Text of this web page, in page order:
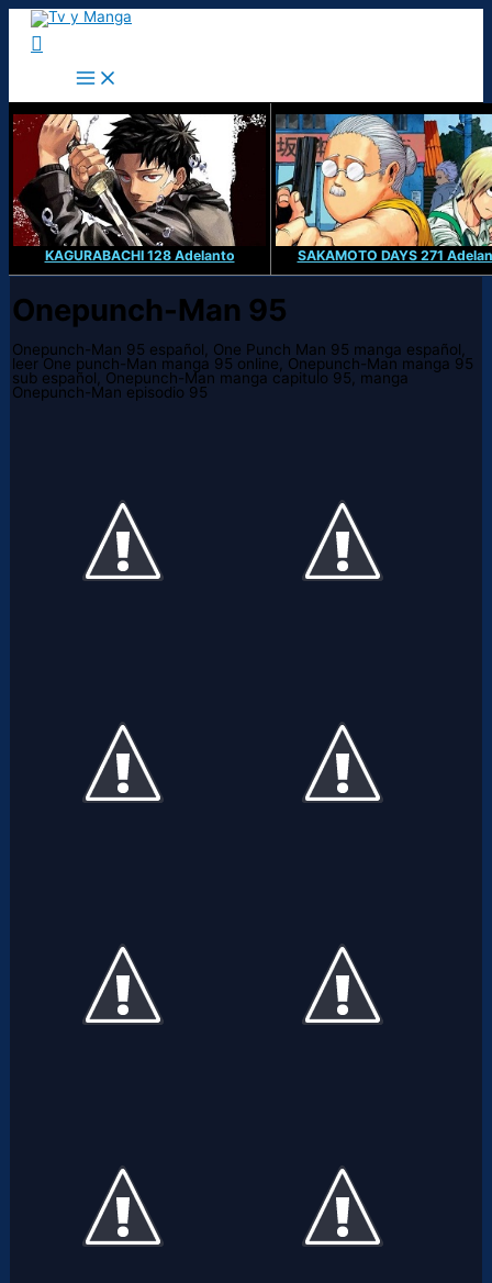
Ir
contenido
Buscar
KAGURABACHI 128 Adelanto SAKAMOTO DAYS 271
Onepunch-Man 95
Onepunch-Man 95 español, One Punch Man 95 manga español,
leer One punch-Man manga 95 online, Onepunch-Man manga 95
sub español, Onepunch-Man manga capitulo 95, manga
Onepunch-Man episodio 95